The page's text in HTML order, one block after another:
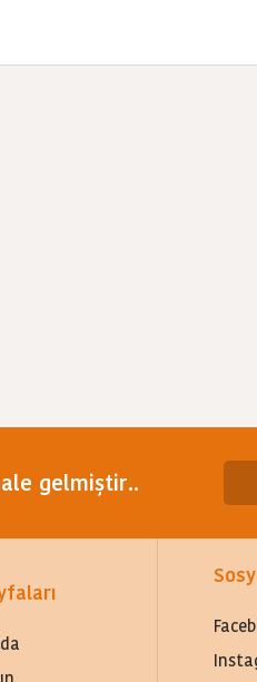
gelmiştir..